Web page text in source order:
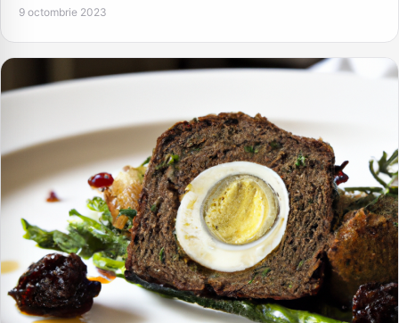
9 octombrie 2023